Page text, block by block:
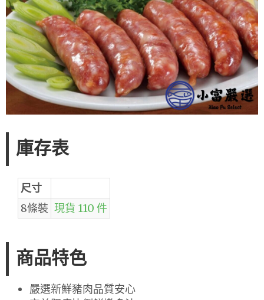
庫存表
尺寸
8條裝 現貨 110 件
商品特色
嚴選新鮮豬肉品質安心